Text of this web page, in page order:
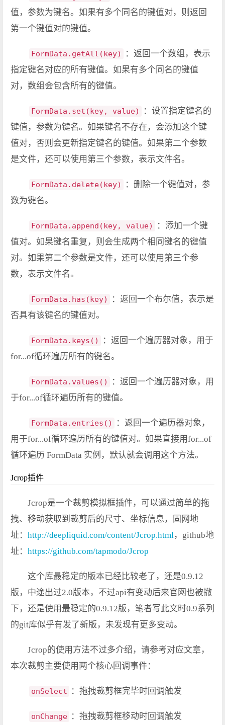
值，参数为键名。如果有多个同名的键值对，则返回
第一个键值对的键值。
FormData.getAll(key)
：返回一个数组，表示
指定键名对应的所有键值。如果有多个同名的键值
对，数组会包含所有的键值。
FormData.set(key, value)
：设置指定键名的
键值，参数为键名。如果键名不存在，会添加这个键
值对，否则会更新指定键名的键值。如果第二个参数
是文件，还可以使用第三个参数，表示文件名。
FormData.delete(key)
：删除一个键值对，参
数为键名。
FormData.append(key, value)
：添加一个键
值对。如果键名重复，则会生成两个相同键名的键值
对。如果第二个参数是文件，还可以使用第三个参
数，表示文件名。
FormData.has(key)
：返回一个布尔值，表示是
否具有该键名的键值对。
FormData.keys()
：返回一个遍历器对象，用于
for...of循环遍历所有的键名。
FormData.values()
：返回一个遍历器对象，用
于for...of循环遍历所有的键值。
FormData.entries()
：返回一个遍历器对象，
用于for...of循环遍历所有的键值对。如果直接用for...of
循环遍历 FormData 实例，默认就会调用这个方法。
Jcrop插件
Jcrop是一个裁剪模拟框插件，可以通过简单的拖
拽、移动获取到裁剪后的尺寸、坐标信息，固网地
址： http://deepliquid.com/content/Jcrop.html，github地
址： https://github.com/tapmodo/Jcrop
这个库最稳定的版本已经比较老了，还是0.9.12
版，中途出过2.0版本，不过api有变动后来官网也被撤
下，还是使用最稳定的0.9.12版，笔者写此文时0.9系列
的git库似乎有发了新版，未发现有更多变动。
Jcrop的使用方法不过多介绍，请参考对应文章，
本次裁剪主要使用两个核心回调事件：
onSelect ：拖拽裁剪框完毕时回调触发
onChange ：拖拽裁剪框移动时回调触发